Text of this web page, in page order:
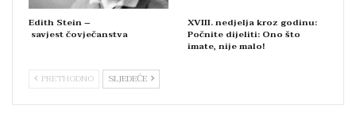
Edith Stein –
savjest čovječanstva
XVIII. nedjelja kroz godinu:
Počnite dijeliti: Ono što
imate, nije malo!
PRETHODNO SLJEDEĆE